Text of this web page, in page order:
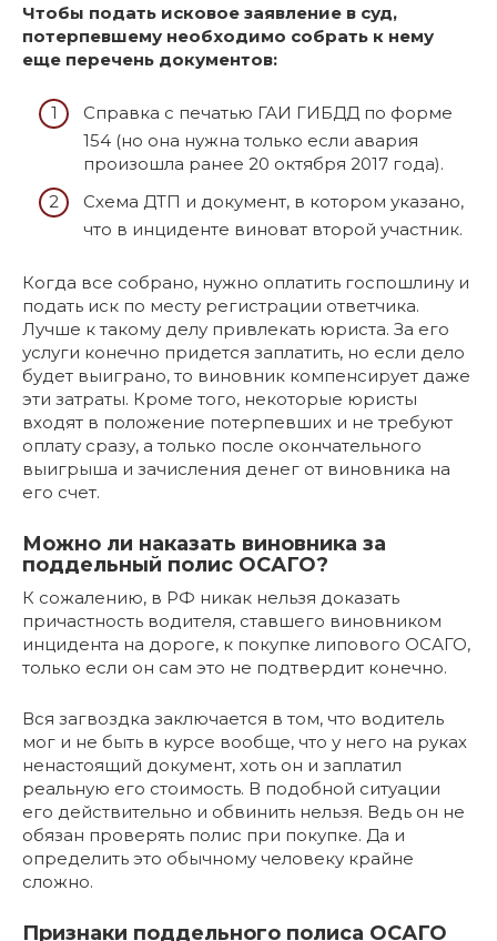
Чтобы подать исковое заявление в суд,
потерпевшему необходимо собрать к нему
еще перечень документов:
Справка с печатью ГАИ ГИБДД по форме
154 (но она нужна только если авария
произошла ранее 20 октября 2017 года).
Схема ДТП и документ, в котором указано,
что в инциденте виноват второй участник.
Когда все собрано, нужно оплатить госпошлину и
подать иск по месту регистрации ответчика.
Лучше к такому делу привлекать юриста. За его
услуги конечно придется заплатить, но если дело
будет выиграно, то виновник компенсирует даже
эти затраты. Кроме того, некоторые юристы
входят в положение потерпевших и не требуют
оплату сразу, а только после окончательного
выигрыша и зачисления денег от виновника на
его счет.
Можно ли наказать виновника за
поддельный полис ОСАГО?
К сожалению, в РФ никак нельзя доказать
причастность водителя, ставшего виновником
инцидента на дороге, к покупке липового ОСАГО,
только если он сам это не подтвердит конечно.
Вся загвоздка заключается в том, что водитель
мог и не быть в курсе вообще, что у него на руках
ненастоящий документ, хоть он и заплатил
реальную его стоимость. В подобной ситуации
его действительно и обвинить нельзя. Ведь он не
обязан проверять полис при покупке. Да и
определить это обычному человеку крайне
сложно.
Признаки поддельного полиса ОСАГО